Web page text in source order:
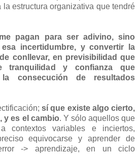
estructura organizativa que tendré
pagan para ser adivino, sino
incertidumbre, y convertir la
conllevar, en previsibilidad que
tranquilidad y confianza que
consecución de resultados
sí que existe algo cierto,
y es el cambio. Y sólo aquellos que
contextos variables e inciertos,
equivocarse y aprender de
-> aprendizaje, en un ciclo